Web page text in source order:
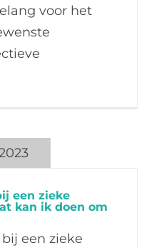
voor het
een zieke
kan ik doen om
een zieke